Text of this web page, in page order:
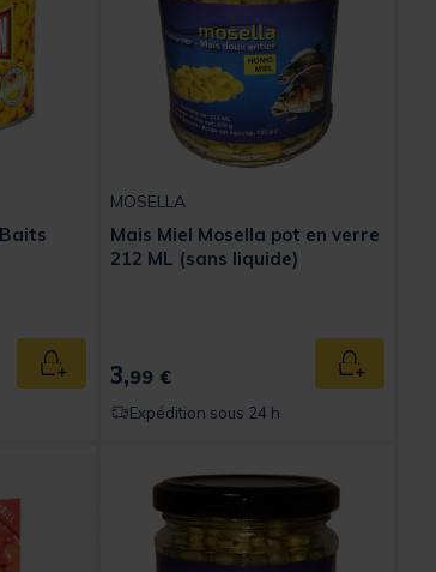
Ajouter au panier
MOSELLA
Mais Miel Mosella pot en verre
212 ML (sans liquide)
3,99 € Ajouter
Expédition sous 24 h